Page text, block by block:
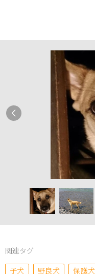
関連タグ
子犬
野良犬 保護犬